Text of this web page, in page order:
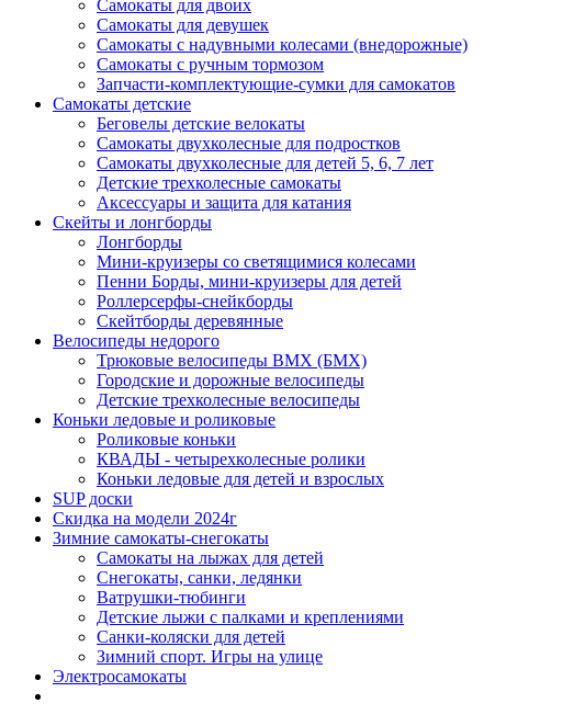
Самокаты для двоих
Самокаты для девушек
Самокаты с надувными колесами (внедорожные)
Самокаты с ручным тормозом
Запчасти-комплектующие-сумки для самокатов
Самокаты детские
Беговелы детские велокаты
Самокаты двухколесные для подростков
Самокаты двухколесные для детей 5, 6, 7 лет
Детские трехколесные самокаты
Аксессуары и защита для катания
Cкейты и лонгборды
Лонгборды
Мини-круизеры со светящимися колесами
Пенни Борды, мини-круизеры для детей
Роллерсерфы-снейкборды
Скейтборды деревянные
Велосипеды недорого
Трюковые велосипеды BMX (БМХ)
Городские и дорожные велосипеды
Детские трехколесные велосипеды
Коньки ледовые и роликовые
Роликовые коньки
КВАДЫ - четырехколесные ролики
Коньки ледовые для детей и взрослых
SUP доски
Скидка на модели 2024г
Зимние самокаты-снегокаты
Самокаты на лыжах для детей
Снегокаты, санки, ледянки
Ватрушки-тюбинги
Детские лыжи с палками и креплениями
Санки-коляски для детей
Зимний спорт. Игры на улице
Электросамокаты